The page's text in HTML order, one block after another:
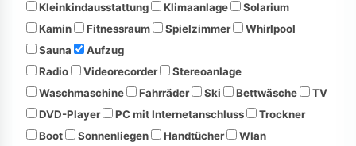
Kleinkindausstattung
Klimaanlage
Solarium
Kamin
Fitnessraum Spielzimmer
Whirlpool
Sauna
Aufzug
Radio
Videorecorder
Stereoanlage
Waschmaschine
Fahrräder Ski Bettwäsche
TV
DVD-Player
PC mit Internetanschluss
Trockner
Boot
Sonnenliegen Handtücher Wlan